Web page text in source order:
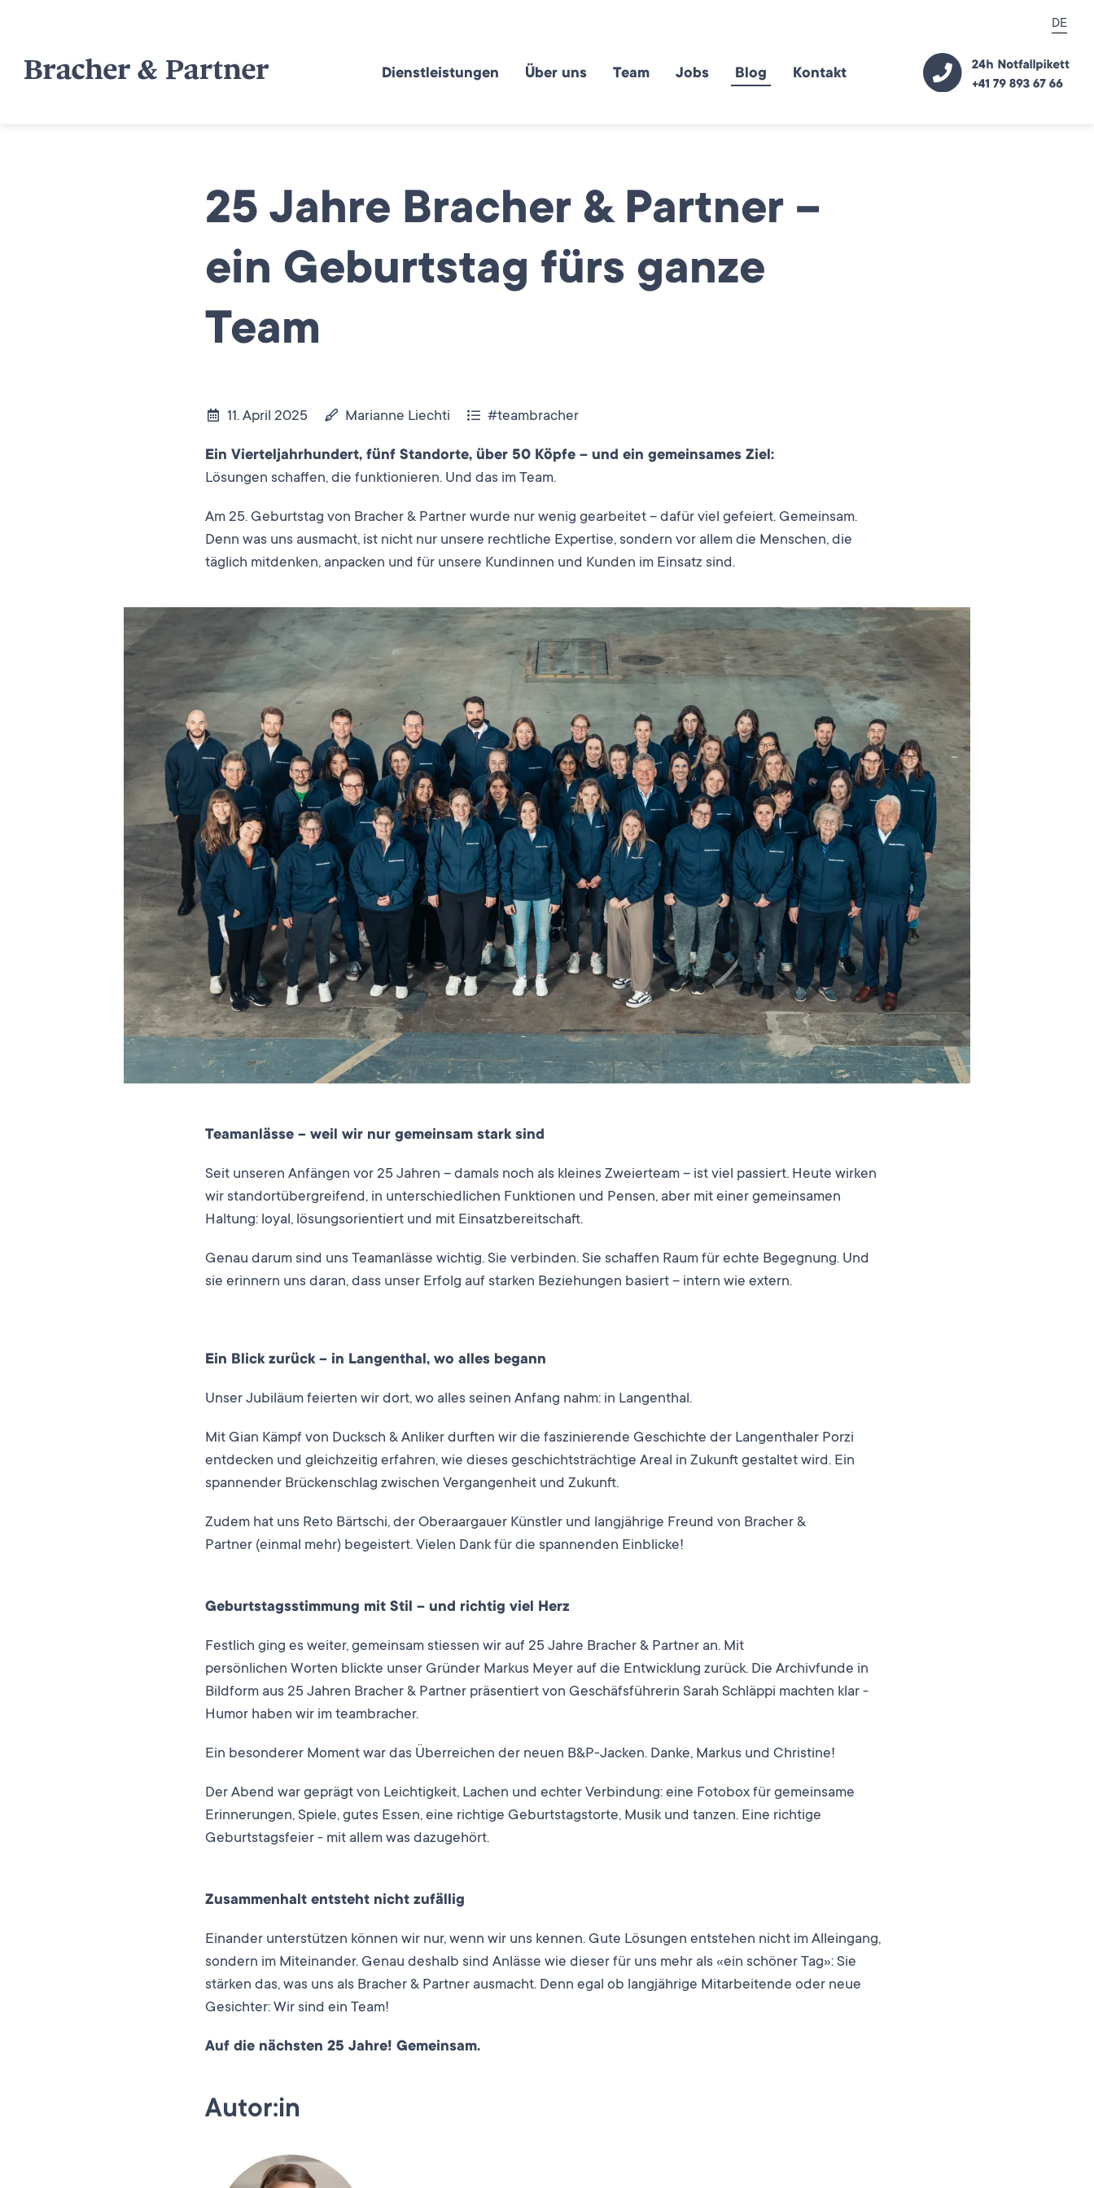
Dienstleistungen Über uns Team Jobs Blog Kontakt
DE
25 Jahre Bracher & Partner –
ein Geburtstag fürs ganze
Team
11. April 2025 Marianne Liechti #teambracher
Ein Vierteljahrhundert, fünf Standorte, über 50 Köpfe – und ein gemeinsames Ziel:
Lösungen schaffen, die funktionieren. Und das im Team.
Am 25. Geburtstag von Bracher & Partner wurde nur wenig gearbeitet – dafür viel gefeiert. Gemeinsam.
Denn was uns ausmacht, ist nicht nur unsere rechtliche Expertise, sondern vor allem die Menschen, die
täglich mitdenken, anpacken und für unsere Kundinnen und Kunden im Einsatz sind.
Teamanlässe – weil wir nur gemeinsam stark sind
Seit unseren Anfängen vor 25 Jahren – damals noch als kleines Zweierteam – ist viel passiert. Heute wirken
wir standortübergreifend, in unterschiedlichen Funktionen und Pensen, aber mit einer gemeinsamen
Haltung: loyal, lösungsorientiert und mit Einsatzbereitschaft.
Genau darum sind uns Teamanlässe wichtig. Sie verbinden. Sie schaffen Raum für echte Begegnung. Und
sie erinnern uns daran, dass unser Erfolg auf starken Beziehungen basiert – intern wie extern.
Ein Blick zurück – in Langenthal, wo alles begann
Unser Jubiläum feierten wir dort, wo alles seinen Anfang nahm: in Langenthal.
Mit Gian Kämpf von Ducksch & Anliker durften wir die faszinierende Geschichte der Langenthaler Porzi
entdecken und gleichzeitig erfahren, wie dieses geschichtsträchtige Areal in Zukunft gestaltet wird. Ein
spannender Brückenschlag zwischen Vergangenheit und Zukunft.
Zudem hat uns Reto Bärtschi, der Oberaargauer Künstler und langjährige Freund von Bracher &
Partner (einmal mehr) begeistert. Vielen Dank für die spannenden Einblicke!
Geburtstagsstimmung mit Stil – und richtig viel Herz
Festlich ging es weiter, gemeinsam stiessen wir auf 25 Jahre Bracher & Partner an. Mit
persönlichen Worten blickte unser Gründer Markus Meyer auf die Entwicklung zurück. Die Archivfunde in
Bildform aus 25 Jahren Bracher & Partner präsentiert von Geschäfsführerin Sarah Schläppi machten klar -
Humor haben wir im teambracher.
Ein besonderer Moment war das Überreichen der neuen B&P-Jacken. Danke, Markus und Christine!
Der Abend war geprägt von Leichtigkeit, Lachen und echter Verbindung: eine Fotobox für gemeinsame
Erinnerungen, Spiele, gutes Essen, eine richtige Geburtstagstorte, Musik und tanzen. Eine richtige
Geburtstagsfeier - mit allem was dazugehört.
Zusammenhalt entsteht nicht zufällig
Einander unterstützen können wir nur, wenn wir uns kennen. Gute Lösungen entstehen nicht im Alleingang,
sondern im Miteinander. Genau deshalb sind Anlässe wie dieser für uns mehr als «ein schöner Tag»: Sie
stärken das, was uns als Bracher & Partner ausmacht. Denn egal ob langjährige Mitarbeitende oder neue
Gesichter: Wir sind ein Team!
Auf die nächsten 25 Jahre! Gemeinsam.
Autor:in